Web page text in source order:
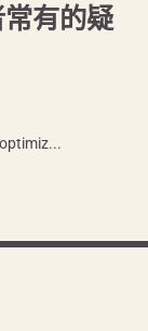
有的疑